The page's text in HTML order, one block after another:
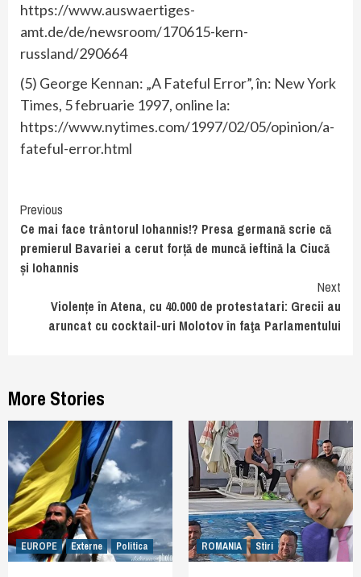
https://www.auswaertiges-
amt.de/de/newsroom/170615-kern-
russland/290664
(5) George Kennan: „A Fateful Error”, în: New York
Times, 5 februarie 1997, online la:
https://www.nytimes.com/1997/02/05/opinion/a-
fateful-error.html
Continue
Reading
Previous
Ce mai face trântorul Iohannis!? Presa germană scrie că
premierul Bavariei a cerut forță de muncă ieftină la Ciucă
și Iohannis
Next
Violențe în Atena, cu 40.000 de protestatari: Grecii au
aruncat cu cocktail-uri Molotov în faţa Parlamentului
More Stories
EUROPE Externe Politica ROMANIA Stiri